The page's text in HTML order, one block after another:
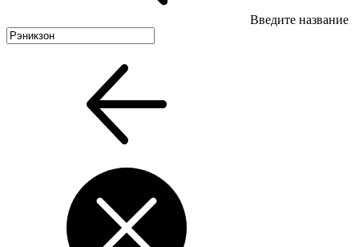
Введите название